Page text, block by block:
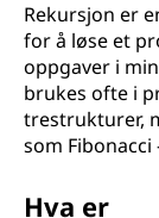
Rekursjon er
for å løse et
oppgaver i
brukes ofte i
trestrukturer,
som Fibonacci
Hva er